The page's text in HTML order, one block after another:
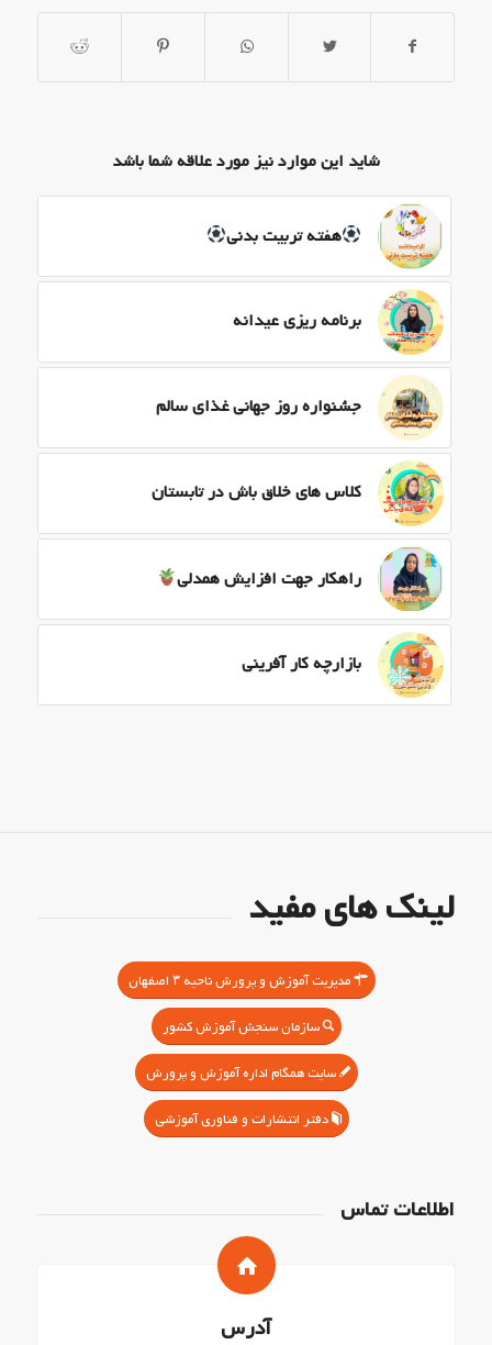
شاید این موارد نیز مورد علاقه شما باشد
هفته تربیت بدنی
برنامه ریزی عیدانه
جشنواره روز جهانی غذای سالم
کلاس های خلاق باش در تابستان
راهکار جهت افزایش همدلی
بازارچه کار آفرینی
لینک های مفید
مدیریت آموزش و پرورش ناحیه ۳ اصفهان
سازمان سنجش آموزش کشور
سایت همگام اداره آموزش و پرورش
دفتر انتشارات و فناوری آموزشی
اطلاعات تماس
آدرس